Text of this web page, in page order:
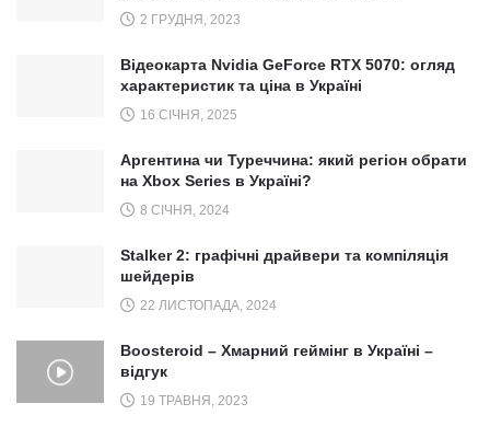
2 ГРУДНЯ, 2023
Відеокарта Nvidia GeForce RTX 5070: огляд
характеристик та ціна в Україні
16 СІЧНЯ, 2025
Аргентина чи Туреччина: який регіон обрати
на Xbox Series в Україні?
8 СІЧНЯ, 2024
Stalker 2: графічні драйвери та компіляція
шейдерів
22 ЛИСТОПАДА, 2024
Boosteroid – Хмарний геймінг в Україні –
відгук
19 ТРАВНЯ, 2023